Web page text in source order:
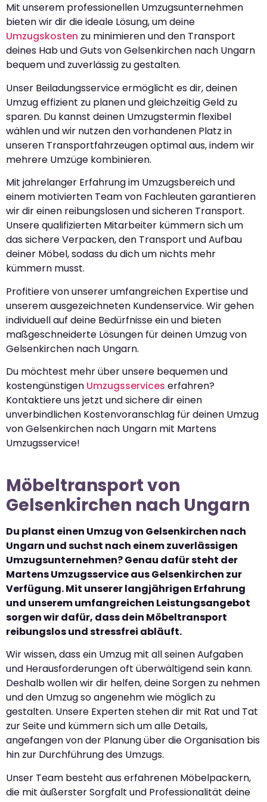
Mit unserem professionellen Umzugsunternehmen
bieten wir dir die ideale Lösung, um deine
Umzugskosten zu minimieren und den Transport
deines Hab und Guts von Gelsenkirchen nach Ungarn
bequem und zuverlässig zu gestalten.
Unser Beiladungsservice ermöglicht es dir, deinen
Umzug effizient zu planen und gleichzeitig Geld zu
sparen. Du kannst deinen Umzugstermin flexibel
wählen und wir nutzen den vorhandenen Platz in
unseren Transportfahrzeugen optimal aus, indem wir
mehrere Umzüge kombinieren.
Mit jahrelanger Erfahrung im Umzugsbereich und
einem motivierten Team von Fachleuten garantieren
wir dir einen reibungslosen und sicheren Transport.
Unsere qualifizierten Mitarbeiter kümmern sich um
das sichere Verpacken, den Transport und Aufbau
deiner Möbel, sodass du dich um nichts mehr
kümmern musst.
Profitiere von unserer umfangreichen Expertise und
unserem ausgezeichneten Kundenservice. Wir gehen
individuell auf deine Bedürfnisse ein und bieten
maßgeschneiderte Lösungen für deinen Umzug von
Gelsenkirchen nach Ungarn.
Du möchtest mehr über unsere bequemen und
kostengünstigen Umzugsservices erfahren?
Kontaktiere uns jetzt und sichere dir einen
unverbindlichen Kostenvoranschlag für deinen Umzug
von Gelsenkirchen nach Ungarn mit Martens
Umzugsservice!
Möbeltransport von
Gelsenkirchen nach Ungarn
Du planst einen Umzug von Gelsenkirchen nach
Ungarn und suchst nach einem zuverlässigen
Umzugsunternehmen? Genau dafür steht der
Martens Umzugsservice aus Gelsenkirchen zur
Verfügung. Mit unserer langjährigen Erfahrung
und unserem umfangreichen Leistungsangebot
sorgen wir dafür, dass dein Möbeltransport
reibungslos und stressfrei abläuft.
Wir wissen, dass ein Umzug mit all seinen Aufgaben
und Herausforderungen oft überwältigend sein kann.
Deshalb wollen wir dir helfen, deine Sorgen zu nehmen
und den Umzug so angenehm wie möglich zu
gestalten. Unsere Experten stehen dir mit Rat und Tat
zur Seite und kümmern sich um alle Details,
angefangen von der Planung über die Organisation bis
hin zur Durchführung des Umzugs.
Unser Team besteht aus erfahrenen Möbelpackern,
die mit äußerster Sorgfalt und Professionalität deine